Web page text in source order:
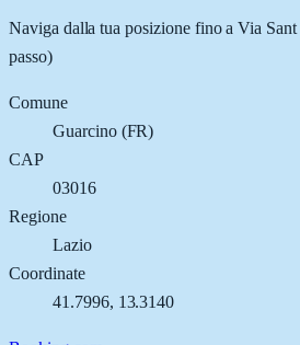
Naviga dalla tua posizione fino aVia Sant
passo)
Comune
Guarcino(FR)
CAP
03016
Regione
Lazio
Coordinate
41.7996, 13.3140